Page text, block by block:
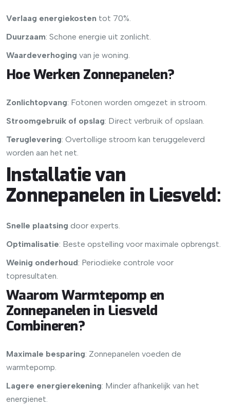
Verlaag energiekosten tot 70%.
Duurzaam: Schone energie uit zonlicht.
Waardeverhoging van je woning.
Hoe Werken Zonnepanelen?
Zonlichtopvang: Fotonen worden omgezet in stroom.
Stroomgebruik of opslag: Direct verbruik of opslaan.
Teruglevering: Overtollige stroom kan teruggeleverd
worden aan het net.
Installatie van
Zonnepanelen in Liesveld:
Snelle plaatsing door experts.
Optimalisatie: Beste opstelling voor maximale opbrengst.
Weinig onderhoud: Periodieke controle voor
topresultaten.
Waarom Warmtepomp en
Zonnepanelen in Liesveld
Combineren?
Maximale besparing: Zonnepanelen voeden de
warmtepomp.
Lagere energierekening: Minder afhankelijk van het
energienet.